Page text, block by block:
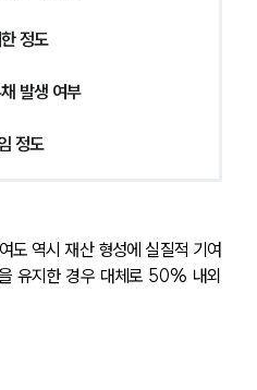
정도
발생 여부
정도
도 역시 재산 형성에 실질적 기여
유지한 경우 대체로 50% 내외